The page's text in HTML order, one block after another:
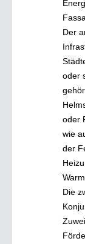
Der
oder
oder
wie
der
Die